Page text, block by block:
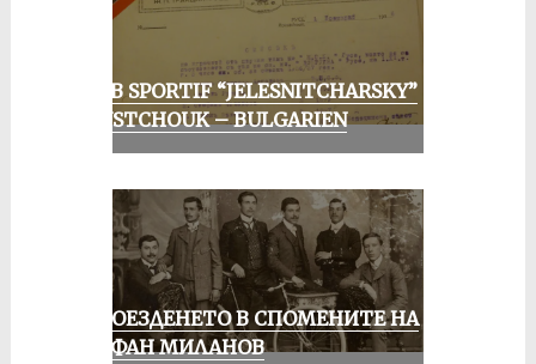
CLUB SPORTIF “JELESNITCHARSKY”
ROUSTCHOUK – BULGARIEN
КОЛОЕЗДЕНЕТО В СПОМЕНИТЕ НА
СТЕФАН МИЛАНОВ